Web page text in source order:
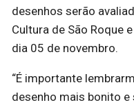
desenhos serão
Cultura de São Roque
dia 05 de novembro.
“É importante
desenho mais bonito